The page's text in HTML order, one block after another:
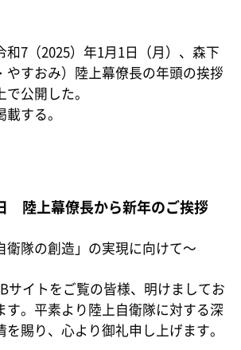
7（2025）年1月1日（月）、森下
やすおみ）陸上幕僚長の年頭の挨拶
公開した。
する。
陸上幕僚長から新年のご挨拶
衛隊の創造」の実現に向けて～
サイトをご覧の皆様、明けましてお
す。平素より陸上自衛隊に対する深
賜り、心より御礼申し上げます。